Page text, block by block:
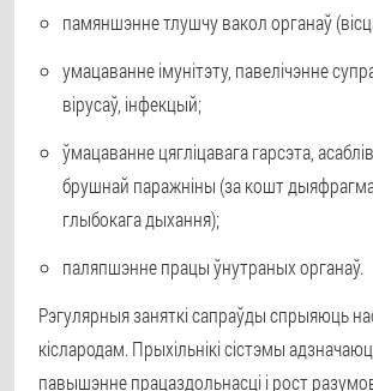
памяншэнне тлушчу вакол органаў
умацаванне імунітэту, павелічэнне
вірусаў, інфекцый;
ўмацаванне цягліцавага гарсэта,
брушнай паражніны (за кошт
глыбокага дыхання);
паляпшэнне працы ўнутраных органаў.
Рэгулярныя заняткі сапраўды спрыяюць
кіслародам. Прыхільнікі сістэмы
павышэнне працаздольнасці і рост